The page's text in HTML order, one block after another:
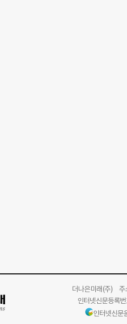
더나은미래(주)주소
인터넷신문등록
인터넷신문